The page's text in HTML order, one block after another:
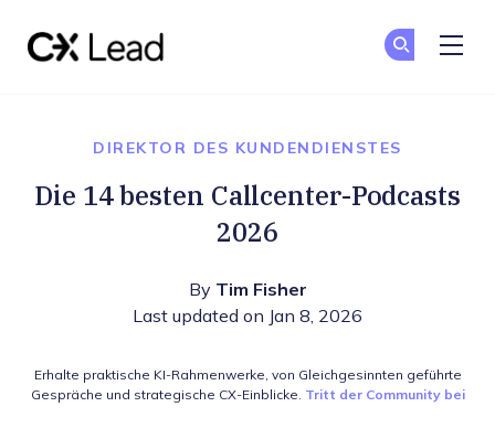
DIREKTOR DES KUNDENDIENSTES
Die 14 besten Callcenter-Podcasts
2026
By Tim Fisher
Last updated on Jan 8, 2026
Erhalte praktische KI-Rahmenwerke, von Gleichgesinnten geführte
Gespräche und strategische CX-Einblicke. Tritt der Community bei